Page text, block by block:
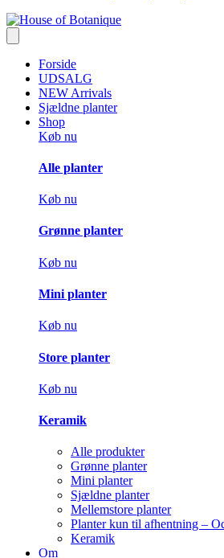
Forside
UDSALG
NEW Arrivals
Sjældne planter
Shop
Køb nu
Alle planter
Køb nu
Grønne planter
Køb nu
Mini planter
Køb nu
Store planter
Køb nu
Keramik
Alle produkter
Grønne planter
Mini planter
Sjældne planter
Mellemstore planter
Planter kun til afhentning –
Keramik
Om